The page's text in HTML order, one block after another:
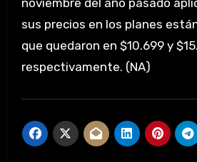
noviembre del año pasado
sus precios en los planes
que quedaron en $10.699 y
respectivamente. (NA)